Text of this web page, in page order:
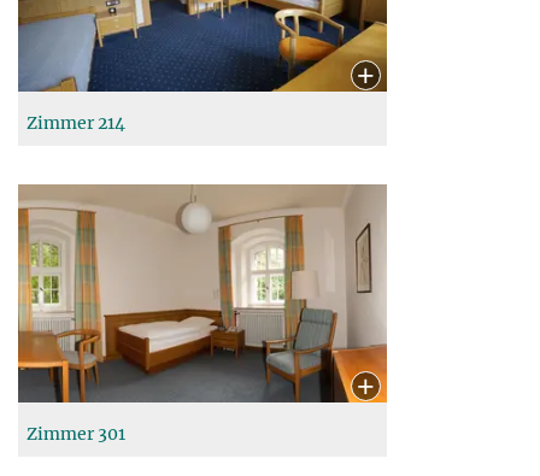
Zimmer 214
Zimmer 301